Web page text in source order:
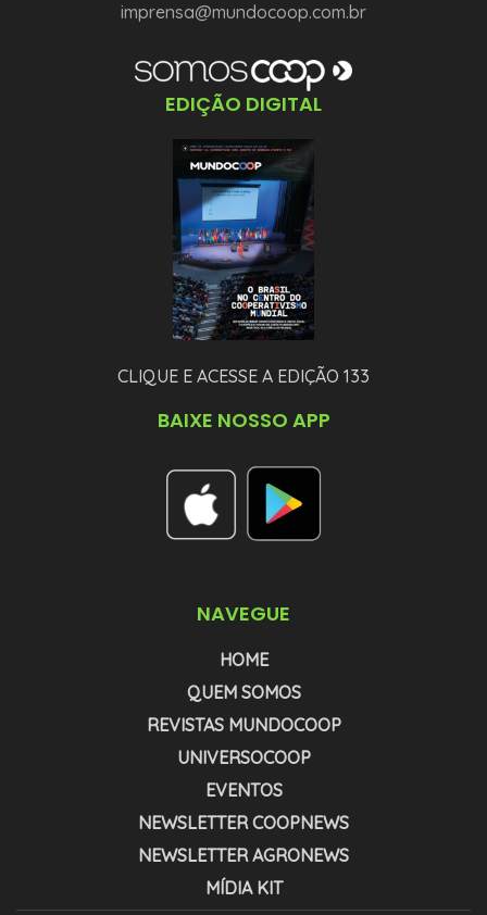
imprensa@mundocoop.com.br
EDIÇÃO DIGITAL
CLIQUE E ACESSE A EDIÇÃO 133
BAIXE NOSSO APP
NAVEGUE
HOME
QUEM SOMOS
REVISTAS MUNDOCOOP
UNIVERSOCOOP
EVENTOS
NEWSLETTER COOPNEWS
NEWSLETTER AGRONEWS
MÍDIA KIT